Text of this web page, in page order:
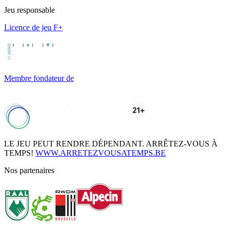
Jeu responsable
Licence de jeu F+
Membre fondateur de
LE JEU PEUT RENDRE DÉPENDANT. ARRÊTEZ-VOUS À
TEMPS! WWW.ARRETEZVOUSATEMPS.BE
Nos partenaires